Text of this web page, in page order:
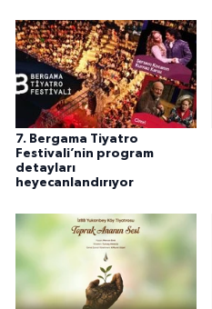
7. Bergama Tiyatro
Festivali’nin program
detayları
heyecanlandırıyor